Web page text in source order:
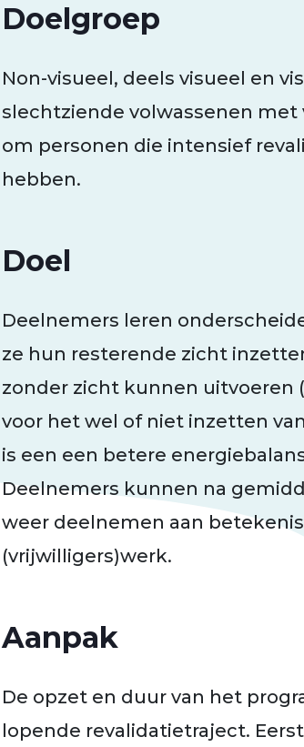
Doelgroep
Non-visueel, deels visueel en
slechtziende volwassenen
om personen die intensief
hebben.
Doel
Deelnemers leren
ze hun resterende zicht
zonder zicht kunnen uitvoeren
voor het wel of niet inzetten
is een een betere
Deelnemers kunnen na
weer deelnemen aan
(vrijwilligers)werk.
Aanpak
De opzet en duur van het
lopende revalidatietraject.